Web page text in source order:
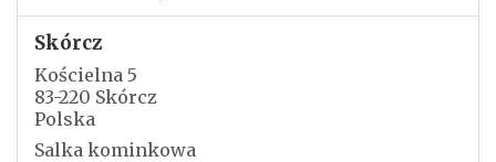
Skórcz
Kościelna 5
83-220 Skórcz
Polska
Salka kominkowa